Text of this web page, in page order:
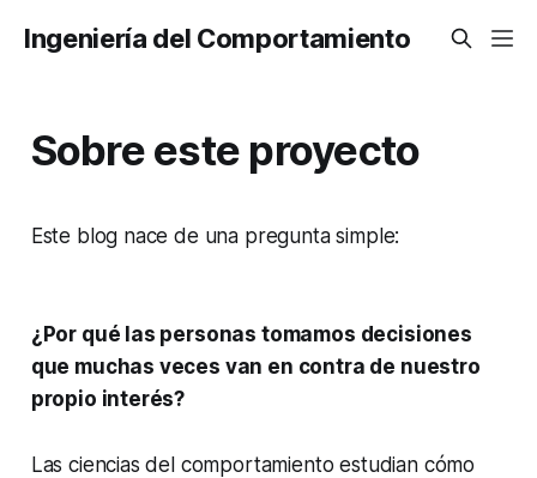
Ingeniería del Comportamiento
Sobre este proyecto
Este blog nace de una pregunta simple:
¿Por qué las personas tomamos decisiones
que muchas veces van en contra de nuestro
propio interés?
Las ciencias del comportamiento estudian cómo